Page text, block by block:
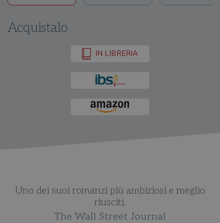
Acquistalo
IN LIBRERIA
Uno dei suoi romanzi più ambiziosi e meglio
riusciti.
The Wall Street Journal